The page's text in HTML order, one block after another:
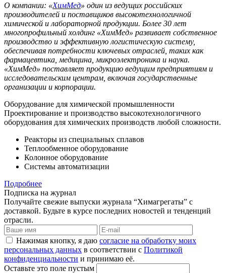
О компании: «ХимМед» один из ведущих российских
производителей и поставщиков высокотехнологичной
химической и лабораторной продукции. Более 30 лет
многопрофильный холдинг «ХимМед» развивает собственное
производство и эффективную логистическую систему,
обеспечивая потребности ключевых отраслей, таких как
фармацевтика, медицина, микроэлектроника и наука.
«ХимМед» поставляет продукцию ведущим предприятиям и
исследовательским центрам, включая государственные
организации и корпорации.
Оборудование для химической промышленности
Проектирование и производство высокотехнологичного
оборудования для химических производств любой сложности.
Реакторы из специальных сплавов
Теплообменное оборудование
Колонное оборудование
Системы автоматизации
Подробнее
Подписка на журнал
Получайте свежие выпуски журнала “Химагрегаты” с
доставкой. Будьте в курсе последних новостей и тенденций
отрасли.
Нажимая кнопку, я даю согласие на обработку моих
персональных данных в соответствии с Политикой
конфиденциальности и принимаю её.
Оставьте это поле пустым